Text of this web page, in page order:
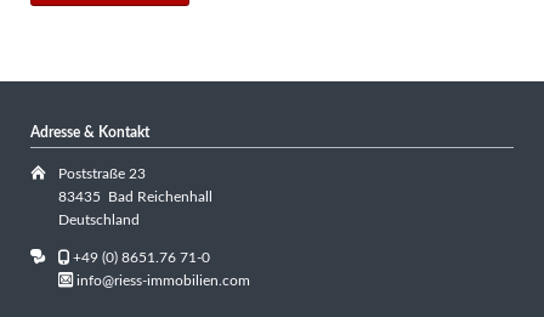
Adresse & Kontakt
Poststraße 23
83435 Bad Reichenhall
Deutschland
+49 (0) 8651.76 71-0
info@riess-immobilien.com